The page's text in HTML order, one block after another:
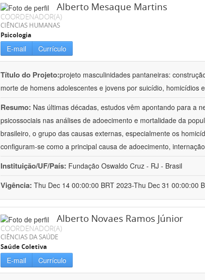
Alberto Mesaque Martins
COORDENADOR(A)
CIÊNCIAS HUMANAS
Psicologia
E-mail Currículo
Título do Projeto:projeto masculinidades pantaneiras:
morte de homens adolescentes e jovens por suicídio, homicídios
Resumo: Nas últimas décadas, estudos vêm apontando para a
psicossociais nas análises de adoecimento e mortalidade da
brasileiro, o grupo das causas externas, especialmente os
configuram-se como a principal causa de adoecimento,
Instituição/UF/País: Fundação Oswaldo Cruz - RJ - Brasil
Vigência: Thu Dec 14 00:00:00 BRT 2023-Thu Dec 31 00:00:00
Alberto Novaes Ramos Júnior
COORDENADOR(A)
CIÊNCIAS DA SAÚDE
Saúde Coletiva
E-mail Currículo